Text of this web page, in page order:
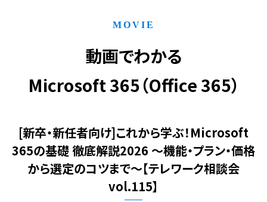
MOVIE
動画でわかる
Microsoft 365（Office 365）
[新卒・新任者向け]これから学ぶ！Microsoft
365の基礎 徹底解説2026 ～機能・プラン・価格
から選定のコツまで～【テレワーク相談会
vol.115】